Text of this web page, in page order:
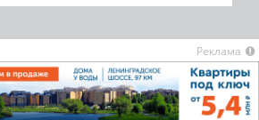
Реклама